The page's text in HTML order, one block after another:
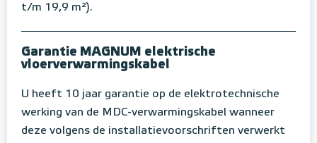
t/m 19,9 m²).
Garantie MAGNUM elektrische
vloerverwarmingskabel
U heeft 10 jaar garantie op de elektrotechnische
werking van de MDC-verwarmingskabel wanneer
deze volgens de installatievoorschriften verwerkt